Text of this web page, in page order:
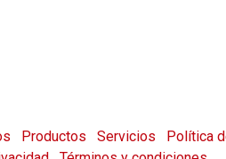
Productos Servicios
Política